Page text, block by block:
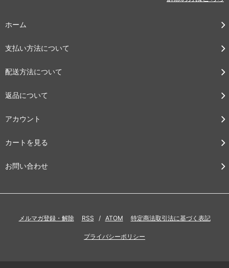
ホーム
支払い方法について
配送方法について
返品について
アカウント
カートを見る
お問い合わせ
メルマガ登録・解除 RSS / ATOM 特定商法取引法に基づく表記
プライバシーポリシー